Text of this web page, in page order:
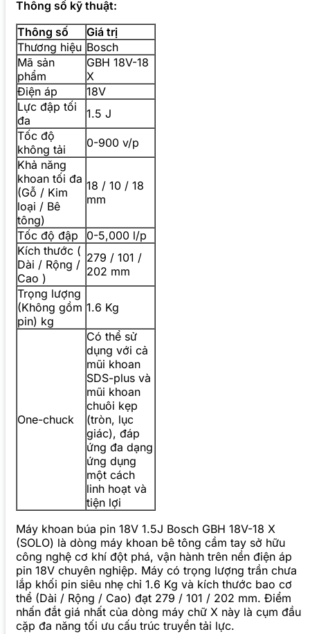
Thông số kỹ thuật:
Thông số
Giá trị
Thương hiệu Bosch
Mã sản
phẩm
GBH 18V-18
X
Điện áp
18V
Lực đập tối
đa
1.5 J
Tốc độ
không tải
0-900 v/p
Khả năng
khoan tối đa
(Gỗ / Kim
loại / Bê
tông)
18 / 10 / 18
mm
Tốc độ đập
0-5,000 l/p
Kích thước (
Dài / Rộng /
Cao )
279 / 101 /
202 mm
Trọng lượng
(Không gồm
pin) kg
1.6 Kg
One-chuck
Có thể sử
dụng với cả
mũi khoan
SDS-plus và
mũi khoan
chuôi kẹp
(tròn, lục
giác), đáp
ứng đa dạng
ứng dụng
một cách
linh hoạt và
tiện lợi
Máy khoan búa pin 18V 1.5J Bosch GBH 18V-18 X
(SOLO) là dòng máy khoan bê tông cầm tay sở hữu
công nghệ cơ khí đột phá, vận hành trên nền điện áp
pin 18V chuyên nghiệp. Máy có trọng lượng trần chưa
lắp khối pin siêu nhẹ chỉ 1.6 Kg và kích thước bao cơ
thể (Dài / Rộng / Cao) đạt 279 / 101 / 202 mm. Điểm
nhấn đắt giá nhất của dòng máy chữ X này là cụm đầu
cặp đa năng tối ưu cấu trúc truyền tải lực.